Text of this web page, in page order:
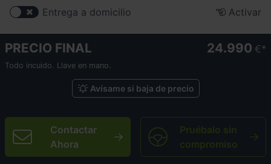
Entrega a domicilio Activar
PRECIO FINAL 24.990 €
Todo incuido. Llave en mano.
Avísame si baja de precio
Contactar
Ahora
Pruébalo sin
compromiso